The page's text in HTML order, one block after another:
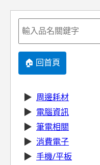
🏠 回首頁
▶ 周邊耗材
▶ 電腦資訊
▶ 筆電相關
▶ 消費電子
▶ 手機/平板